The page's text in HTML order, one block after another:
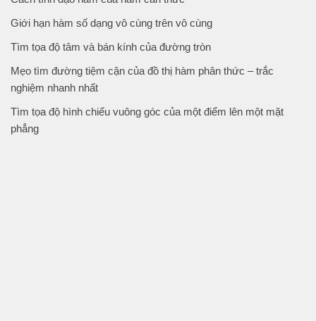
Giới hạn hàm số dạng vô cùng trên vô cùng
Tìm tọa độ tâm và bán kính của đường tròn
Mẹo tìm đường tiệm cận của đồ thị hàm phân thức – trắc
nghiệm nhanh nhất
Tìm tọa độ hình chiếu vuông góc của một điểm lên một mặt
phẳng